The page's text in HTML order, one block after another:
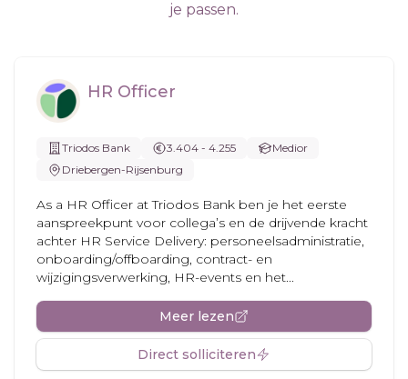
je passen.
HR Officer
Triodos Bank 3.404 - 4.255
Medior
Driebergen-Rijsenburg
As a HR Officer at Triodos Bank ben je het eerste
aanspreekpunt voor collega’s en de drijvende kracht
achter HR Service Delivery: personeelsadministratie,
onboarding/offboarding, contract- en
wijzigingsverwerking, HR-events en het...
Meer lezen
Direct solliciteren